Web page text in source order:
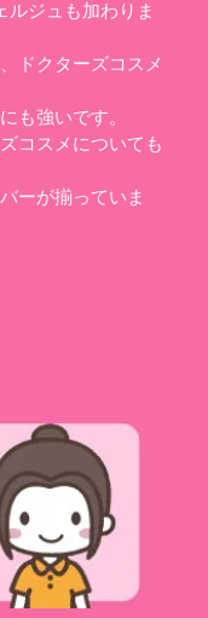
ルジュも加わりま
ドクターズコスメ
も強いです。
コスメについても
ーが揃っていま